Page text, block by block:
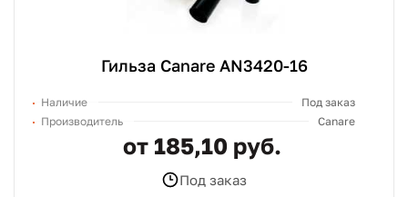
Гильза Canare AN3420-16
Наличие
Под заказ
Производитель
Canare
от 185,10 руб.
Под заказ